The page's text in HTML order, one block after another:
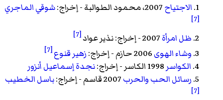
1. الاجتياح شوقي الماجري
[7]
2. ظل امرأة نذير عواد[7]
3. وشاء الهوى زهير قنوع[7]
4. الكواسر
نجدة إسماعيل أنزور
5. رسائل الحب والحرب باسل الخطيب
[7]